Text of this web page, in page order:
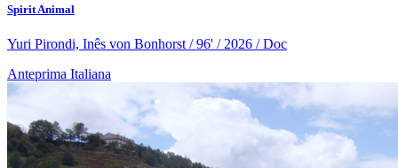
Spirit Animal
Yuri Pirondi, Inês von Bonhorst / 96' / 2026 / Doc
Anteprima Italiana